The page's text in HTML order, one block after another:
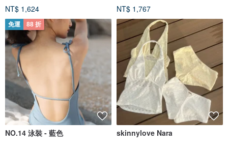
NT$ 1,624
NT$ 1,767
免運 88 折
NO.14 泳裝 - 藍色 skinnylove Nara